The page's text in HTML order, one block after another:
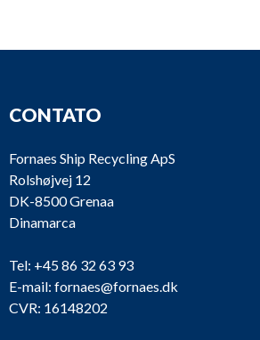
CONTATO
Fornaes Ship Recycling ApS
Rolshøjvej 12
DK-8500 Grenaa
Dinamarca
Tel: +45 86 32 63 93
E-mail: fornaes@fornaes.dk
CVR: 16148202